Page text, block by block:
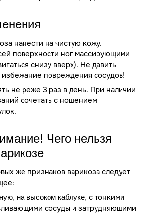
нанести на чистую кожу.
поверхности ног массирующими
снизу вверх). Не давить
повреждения сосудов!
не реже 3 раз в день. При наличии
сочетать с ношением
Чего нельзя
же признаков варикоза следует
, на высоком каблуке, с тонкими
сосуды и затрудняющими